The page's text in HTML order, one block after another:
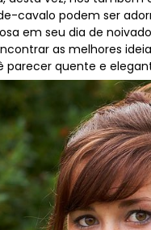
cavalo podem ser
em seu dia de
as melhores
parecer quente e